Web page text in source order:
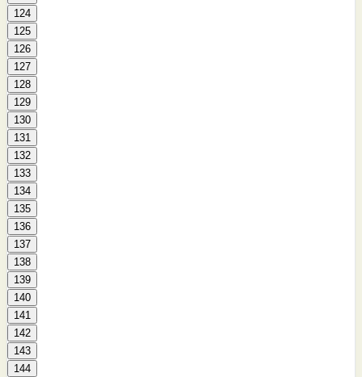
124
125
126
127
128
129
130
131
132
133
134
135
136
137
138
139
140
141
142
143
144